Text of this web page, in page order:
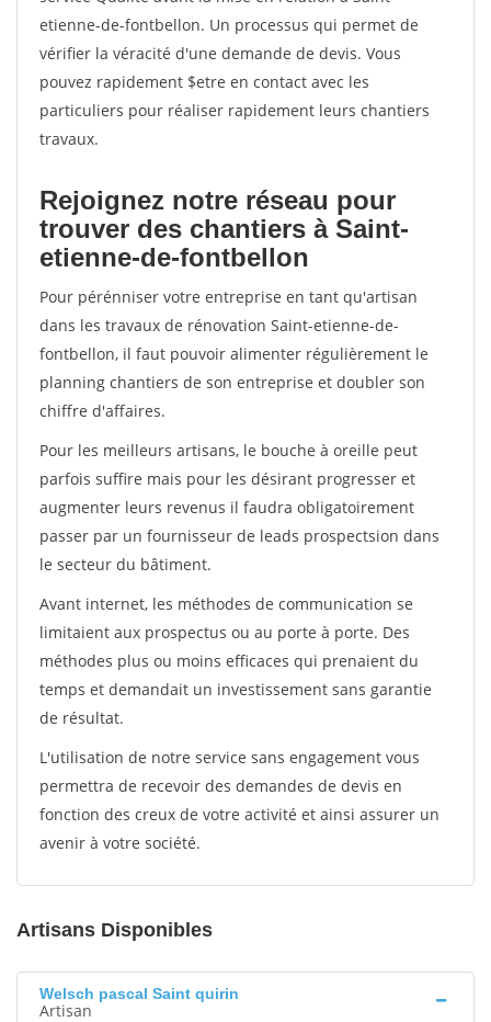
etienne-de-fontbellon. Un processus qui permet de
vérifier la véracité d'une demande de devis. Vous
pouvez rapidement $etre en contact avec les
particuliers pour réaliser rapidement leurs chantiers
travaux.
Rejoignez notre réseau pour
trouver des chantiers à Saint-
etienne-de-fontbellon
Pour pérénniser votre entreprise en tant qu'artisan
dans les travaux de rénovation Saint-etienne-de-
fontbellon, il faut pouvoir alimenter régulièrement le
planning chantiers de son entreprise et doubler son
chiffre d'affaires.
Pour les meilleurs artisans, le bouche à oreille peut
parfois suffire mais pour les désirant progresser et
augmenter leurs revenus il faudra obligatoirement
passer par un fournisseur de leads prospectsion dans
le secteur du bâtiment.
Avant internet, les méthodes de communication se
limitaient aux prospectus ou au porte à porte. Des
méthodes plus ou moins efficaces qui prenaient du
temps et demandait un investissement sans garantie
de résultat.
L'utilisation de notre service sans engagement vous
permettra de recevoir des demandes de devis en
fonction des creux de votre activité et ainsi assurer un
avenir à votre société.
Artisans Disponibles
Welsch pascal Saint quirin
Artisan